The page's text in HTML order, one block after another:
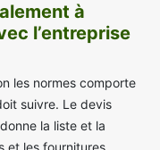
à
l’entreprise
les normes comporte
suivre. Le devis
la liste et la